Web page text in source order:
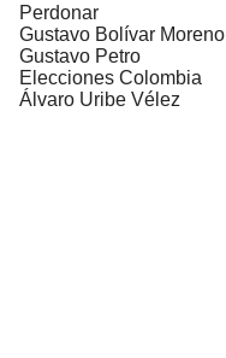
Perdonar
Gustavo Bolívar Moreno
Gustavo Petro
Elecciones Colombia
Álvaro Uribe Vélez